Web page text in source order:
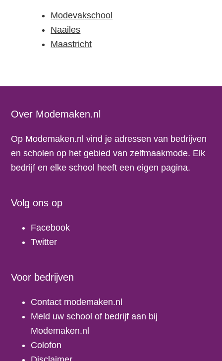
Modevakschool
Naailes
Maastricht
Footer
Over Modemaken.nl
Op Modemaken.nl vind je adressen van bedrijven
en scholen op het gebied van zelfmaakmode. Elk
bedrijf en elke school heeft een eigen pagina.
Volg ons op
Facebook
Twitter
Voor bedrijven
Contact modemaken.nl
Meld uw school of bedrijf aan bij
Modemaken.nl
Colofon